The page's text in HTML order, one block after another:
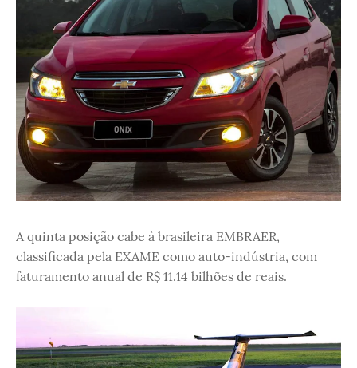
A quinta posição cabe à brasileira EMBRAER,
classificada pela EXAME como auto-indústria, com
faturamento anual de R$ 11.14 bilhões de reais.